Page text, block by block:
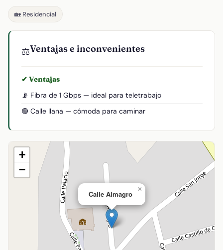
🏡 Residencial
⚖️Ventajas e inconvenientes
✔ Ventajas
📡 Fibra de 1 Gbps — ideal para teletrabajo
🟢 Calle llana — cómoda para caminar
Calle Almagro
×
+
−